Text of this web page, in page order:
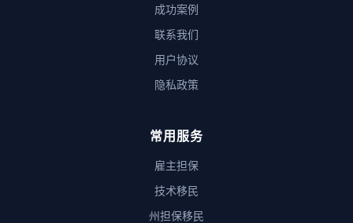
成功案例
联系我们
用户协议
隐私政策
常用服务
雇主担保
技术移民
州担保移民